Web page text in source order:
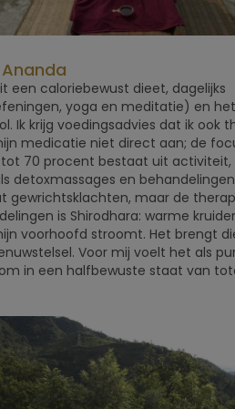
een caloriebewust dieet, dagelijks
yoga en meditatie) en het
Ik krijg voedingsadvies dat ik ook
medicatie niet direct aan; de
tot 70 procent bestaat uit
detoxmassages en
gewrichtsklachten, maar de
is Shirodhara: warme
voorhoofd stroomt. Het brengt
Voor mij voelt het als
in een halfbewuste staat van